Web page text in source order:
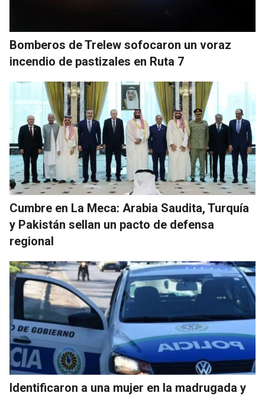
Bomberos de Trelew sofocaron un voraz
incendio de pastizales en Ruta 7
Cumbre en La Meca: Arabia Saudita, Turquía
y Pakistán sellan un pacto de defensa
regional
Identificaron a una mujer en la madrugada y